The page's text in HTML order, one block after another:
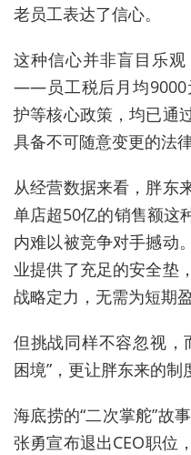
老员工表达了信心。
这种信心并非盲目乐
——员工税后月均9000
护等核心政策，均已通
具备不可随意变更的法律
从经营数据来看，胖东
单店超50亿的销售额这
内难以被竞争对手撼动
业提供了充足的安全垫
战略定力，无需为短期
但挑战同样不容忽视，
困境”，更让胖东来的制
海底捞的“二次掌舵”故
张勇宣布退出CEO职位